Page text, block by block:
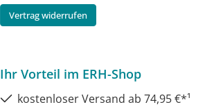
Vertrag widerrufen
Ihr Vorteil im ERH-Shop
kostenloser Versand ab 74,95 €*¹